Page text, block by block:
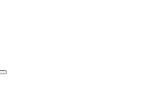
Search